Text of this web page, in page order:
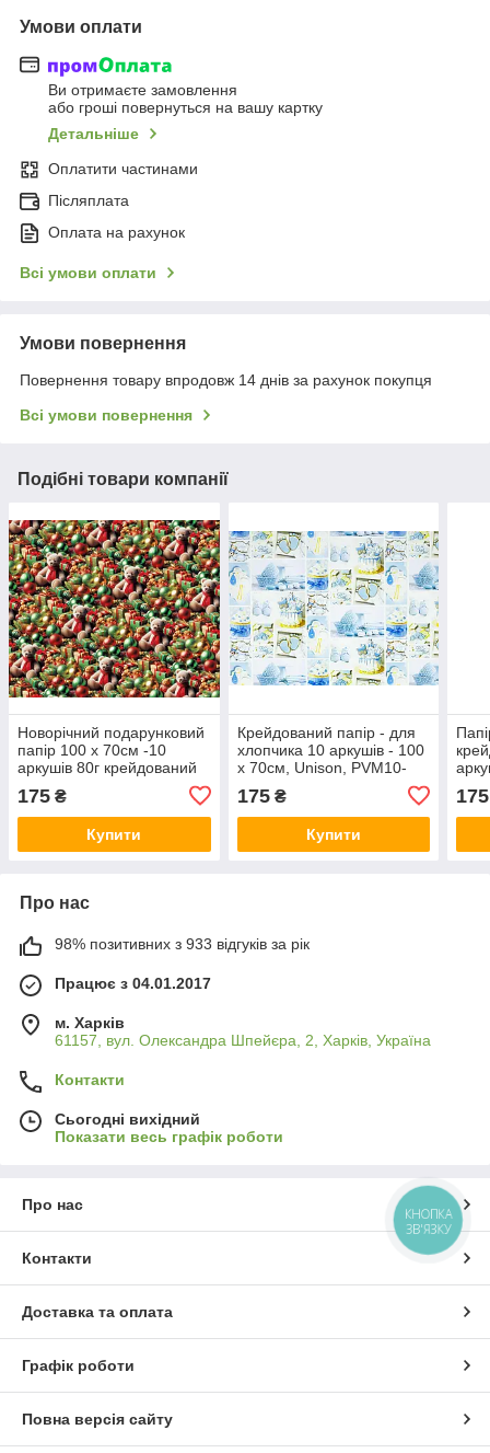
Умови оплати
Ви отримаєте замовлення
або гроші повернуться на вашу картку
Детальніше
Оплатити частинами
Післяплата
Оплата на рахунок
Всі умови оплати
Умови повернення
Повернення товару впродовж 14 днів за рахунок покупця
Всі умови повернення
Подібні товари компанії
Новорічний подарунковий
папір 100 х 70см -10
аркушів 80г крейдований
Unison PVM10-284NY KNZ
175 ₴
Купити
Крейдований папір - для
хлопчика 10 аркушів - 100
х 70см, Unison, PVM10-
175₴
Купити
175
Про нас
98% позитивних з 933 відгуків за рік
Працює з 04.01.2017
м. Харків
61157, вул. Олександра Шпейєра, 2, Харків, Україна
Контакти
Сьогодні вихідний
Показати весь графік роботи
Про нас
Контакти
Доставка та оплата
Графік роботи
Повна версія сайту
КНОПКА
ЗВ'ЯЗКУ